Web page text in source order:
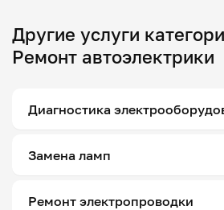
Другие услуги
Ремонт автоэлектрики
Диагностика
Замена ламп
Ремонт электропроводки